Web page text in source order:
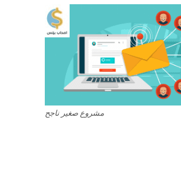
مشروع صغير ناجح